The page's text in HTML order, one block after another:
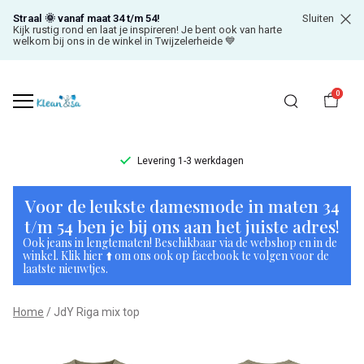
Straal 🌞 vanaf maat 34 t/m 54!
Kijk rustig rond en laat je inspireren! Je bent ook van harte
welkom bij ons in de winkel in Twijzelerheide 💙
Sluiten
0
Levering 1-3 werkdagen
JdY
Riga
mix
top
-
Voor de leukste damesmode in maten 34
t/m 54 ben je bij ons aan het juiste adres!
Ook jeans in lengtematen! Beschikbaar via de webshop en in de
winkel. Klik hier ⬆️ om ons ook op facebook te volgen voor de
laatste nieuwtjes.
Home JdY Riga mix top